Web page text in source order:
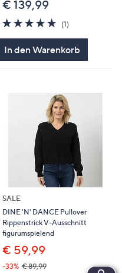
€ 139,99
5.0
von
(1)1
In den Warenkorb
SALE
DINE 'N' DANCE Pullover
Rippenstrick V-Ausschnitt
figurumspielend
€ 59,99
-33% € 89,99